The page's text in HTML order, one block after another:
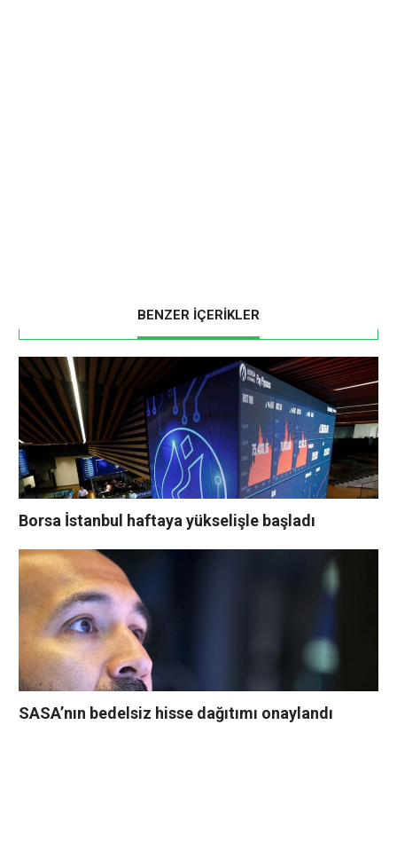
BENZER İÇERİKLER
Borsa İstanbul haftaya yükselişle başladı
SASA’nın bedelsiz hisse dağıtımı onaylandı